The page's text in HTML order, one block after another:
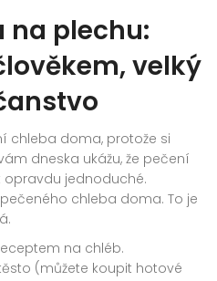
na plechu:
velký
chleba doma, protože si
dneska ukážu, že pečení
jednoduché.
chleba doma. To je
na chléb.
(můžete koupit hotové